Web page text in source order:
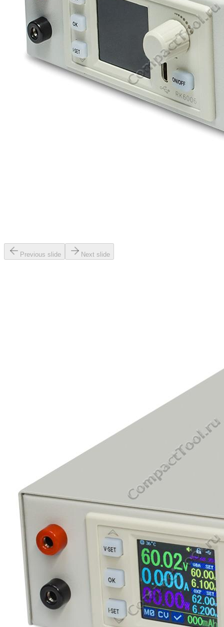
Previous slide Next slide